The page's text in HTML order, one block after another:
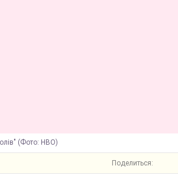
(Фото: HBO)
Поделиться: